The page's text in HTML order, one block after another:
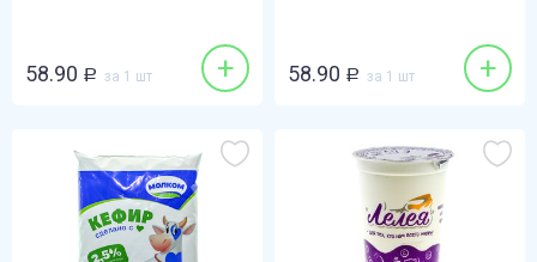
58.90 Р за 1 шт + 58.90 Р за 1 шт +